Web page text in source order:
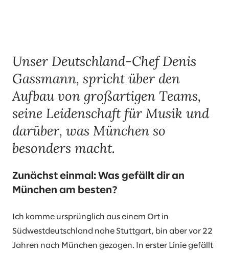
Unser Deutschland-Chef Denis
Gassmann, spricht über den
Aufbau von großartigen Teams,
seine Leidenschaft für Musik und
darüber, was München so
besonders macht.
Zunächst einmal: Was gefällt dir an
München am besten?
Ich komme ursprünglich aus einem Ort in
Südwestdeutschland nahe Stuttgart, bin aber vor 22
Jahren nach München gezogen. In erster Linie gefällt